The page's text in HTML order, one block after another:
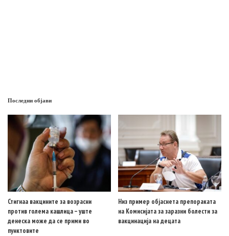
Последни објави
Стигнаа вакцините за возрасни
против голема кашлица – уште
денеска може да се прими во
пунктовите
Низ пример објаснета препораката
на Комисијата за заразни болести за
вакцинација на децата